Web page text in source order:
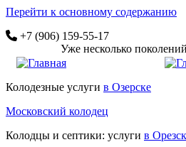
Перейти к основному содержанию
+7 (906) 159-55-17
Уже несколько
Колодезные услуги в Озерске
Московский колодец
Колодцы и септики: услуги в